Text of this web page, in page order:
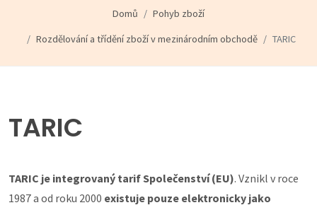
Domů
Pohyb zboží
Rozdělování a třídění zboží v mezinárodním obchodě
TARIC
TARIC
TARIC je integrovaný tarif Společenství (EU). Vznikl v roce
1987 a od roku 2000 existuje pouze elektronicky jako